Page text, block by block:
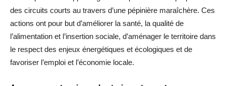
des circuits courts au travers d’une pépinière maraîchère. Ces
actions ont pour but d’améliorer la santé, la qualité de
l’alimentation et l’insertion sociale, d’aménager le territoire dans
le respect des enjeux énergétiques et écologiques et de
favoriser l’emploi et l’économie locale.